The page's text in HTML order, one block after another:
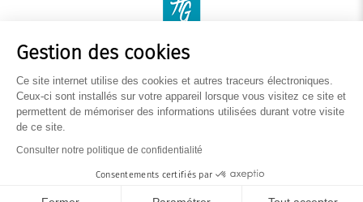
Politique de données personnelles
Gestion des cookies
Gestion des cookies
Ce site internet utilise des cookies et autres traceurs électroniques.
Ceux-ci sont installés sur votre appareil lorsque vous visitez ce site et
permettent de mémoriser des informations utilisées durant votre visite
de ce site.
Consulter notre politique de confidentialité
Consentements certifiés par